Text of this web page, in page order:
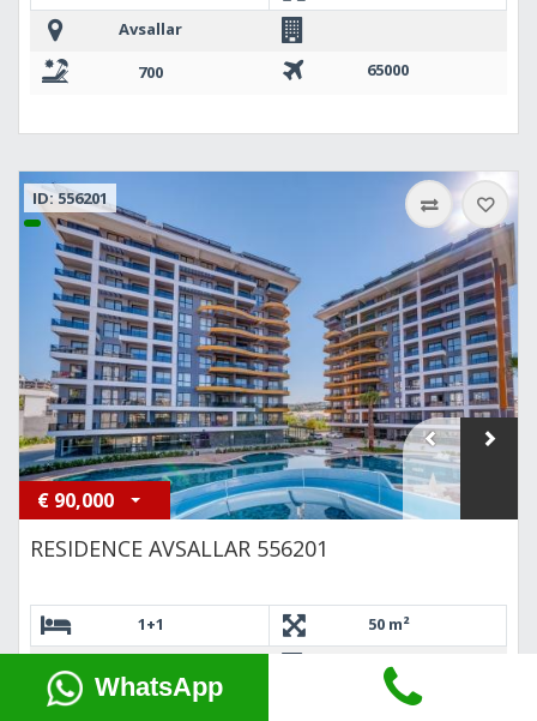
Avsallar
700
65000
ID: 556201
€ 90,000
RESIDENCE AVSALLAR 556201
1+1
50 m²
WhatsApp